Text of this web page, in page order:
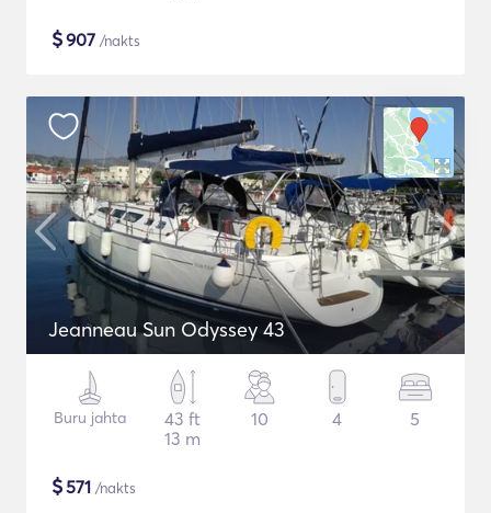
$907 /nakts
Jeanneau Sun Odyssey 43
Buru jahta
43 ft
13 m
10 4 5
$571 /nakts